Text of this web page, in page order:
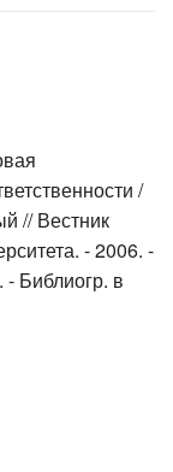
/
// Вестник
- 2006. -
Библиогр. в